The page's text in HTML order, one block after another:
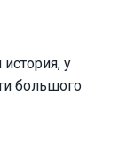
у
большого